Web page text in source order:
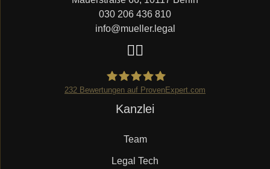
030 206 436 810
info@mueller.legal
Mueller.legal
232 Bewertungen auf ProvenExpert.com
Kanzlei
Team
Legal Tech